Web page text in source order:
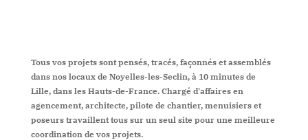
Tous vos projets sont pensés, tracés, façonnés et assemblés
dans nos locaux de Noyelles-les-Seclin, à 10 minutes de
Lille, dans les Hauts-de-France. Chargé d'affaires en
agencement, architecte, pilote de chantier, menuisiers et
poseurs travaillent tous sur un seul site pour une meilleure
coordination de vos projets.